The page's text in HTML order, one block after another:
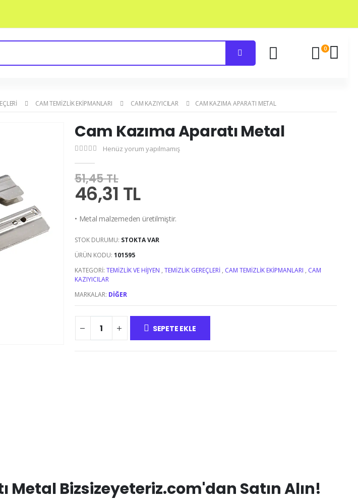
0
CAM TEMIZLIK EKIPMANLARI CAM KAZIYICILAR CAM KAZIMA APARATI METAL
Cam Kazıma Aparatı Metal
Henüz yorum yapılmamış
51,45 TL
46,31 TL
• Metal malzemeden üretilmiştir.
STOK DURUMU: STOKTA VAR
ÜRÜN KODU:101595
KATEGORI:TEMIZLIK VE HIJYEN ,TEMIZLIK GEREÇLERI , CAM TEMIZLIK EKIPMANLARI , CAM
KAZIYICILAR
MARKALAR: DIĞER
SEPETE EKLE
Metal Bizsizeyeteriz.com'dan Satın Alın!